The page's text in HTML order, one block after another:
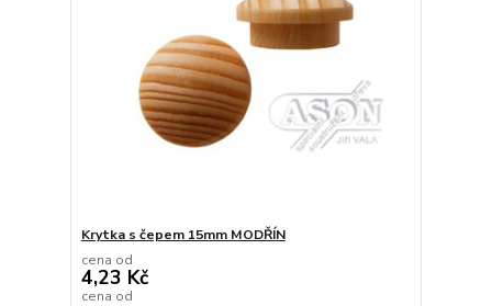
Krytka s čepem 15mm MODŘÍN
cena od
4,23 Kč
cena od